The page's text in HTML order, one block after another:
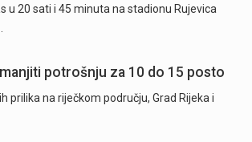
u 20 sati i 45 minuta na stadionu Rujevica
potrošnju za 10 do 15 posto
na riječkom području, Grad Rijeka i